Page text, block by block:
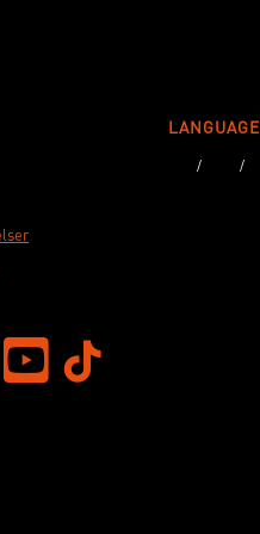
LANGUAGE